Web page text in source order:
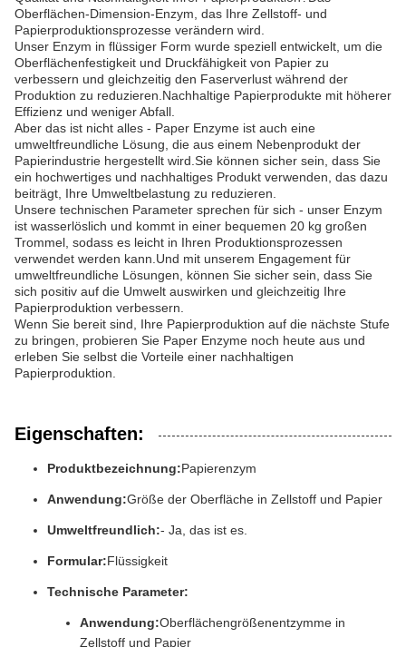
Oberflächen-Dimension-Enzym, das Ihre Zellstoff- und
Papierproduktionsprozesse verändern wird.
Unser Enzym in flüssiger Form wurde speziell entwickelt, um die
Oberflächenfestigkeit und Druckfähigkeit von Papier zu
verbessern und gleichzeitig den Faserverlust während der
Produktion zu reduzieren.Nachhaltige Papierprodukte mit höherer
Effizienz und weniger Abfall.
Aber das ist nicht alles - Paper Enzyme ist auch eine
umweltfreundliche Lösung, die aus einem Nebenprodukt der
Papierindustrie hergestellt wird.Sie können sicher sein, dass Sie
ein hochwertiges und nachhaltiges Produkt verwenden, das dazu
beiträgt, Ihre Umweltbelastung zu reduzieren.
Unsere technischen Parameter sprechen für sich - unser Enzym
ist wasserlöslich und kommt in einer bequemen 20 kg großen
Trommel, sodass es leicht in Ihren Produktionsprozessen
verwendet werden kann.Und mit unserem Engagement für
umweltfreundliche Lösungen, können Sie sicher sein, dass Sie
sich positiv auf die Umwelt auswirken und gleichzeitig Ihre
Papierproduktion verbessern.
Wenn Sie bereit sind, Ihre Papierproduktion auf die nächste Stufe
zu bringen, probieren Sie Paper Enzyme noch heute aus und
erleben Sie selbst die Vorteile einer nachhaltigen
Papierproduktion.
Eigenschaften:
Produktbezeichnung:Papierenzym
Anwendung:Größe der Oberfläche in Zellstoff und Papier
Umweltfreundlich:- Ja, das ist es.
Formular:Flüssigkeit
Technische Parameter:
Anwendung:Oberflächengrößenentzymme in
Zellstoff und Papier